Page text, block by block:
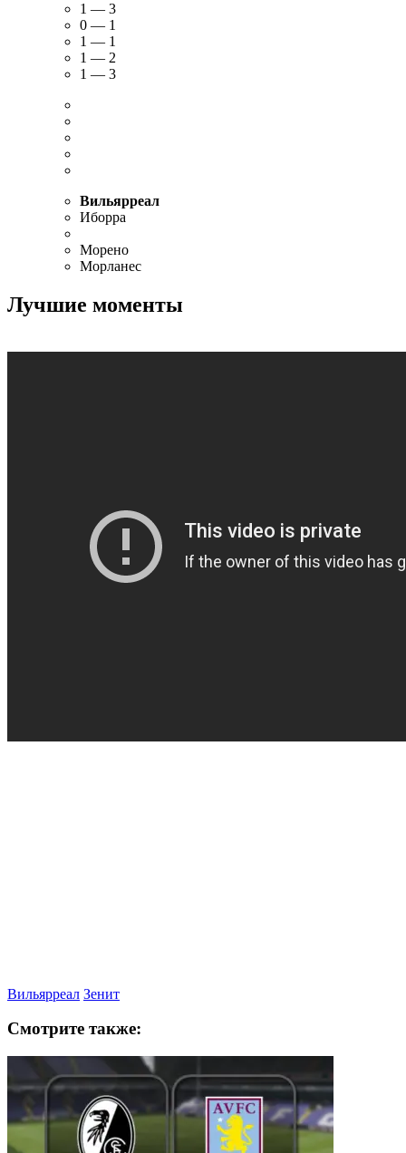
1 — 3
0 — 1
1 — 1
1 — 2
1 — 3
Вильярреал
Иборра
Морено
Морланес
Лучшие моменты
Вильярреал Зенит
Смотрите также: